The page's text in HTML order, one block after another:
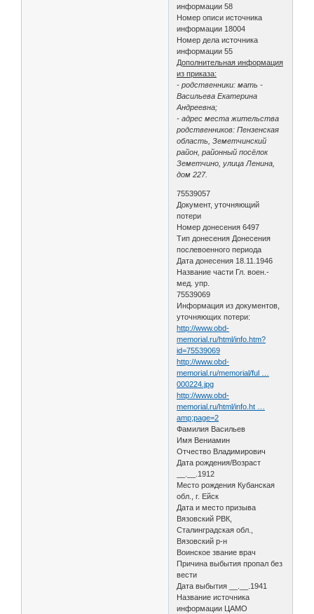
информации 58
Номер описи источника
информации 18004
Номер дела источника
информации 55
Дополнительная информация
из приказа:
- родственники: мать -
Васильева Екатерина
Андреевна;
- адрес места жительства
родственников: Пензенская
область, Земетчинский
район, районный посёлок
Земетчино, улица Ленина,
дом 227.
75539057
Документ, уточняющий
потери
Номер донесения 6497
Тип донесения Донесения
послевоенного периода
Дата донесения 18.11.1946
Название части Гл. воен.-
мед. упр.
75539069
Информация из документов,
уточняющих потери:
http://www.obd-
memorial.ru/html/info.htm?
id=75539069
http://www.obd-
memorial.ru/memorial/ful …
000224.jpg
http://www.obd-
memorial.ru/html/info.ht …
amp;page=2
Фамилия Васильев
Имя Вениамин
Отчество Владимирович
Дата рождения/Возраст
__.__.1912
Место рождения Кубанская
обл., г. Ейск
Дата и место призыва
Вязовский РВК,
Сталинградская обл.,
Вязовский р-н
Воинское звание врач
Причина выбытия пропал без
вести
Дата выбытия __.__.1941
Название источника
информации ЦАМО